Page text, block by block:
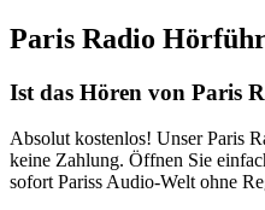
Paris Radio
Ist das Hören von Paris
Absolut kostenlos! Unser Paris
keine Zahlung. Öffnen Sie
sofort Pariss Audio-Welt ohne